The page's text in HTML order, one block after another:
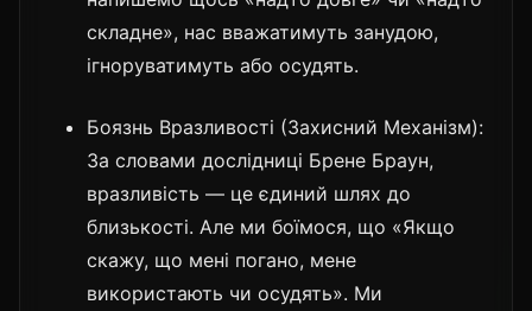
складне», нас вважатимуть занудою,
ігноруватимуть або осудять.
Боязнь Вразливості (Захисний Механізм):
За словами дослідниці Брене Браун,
вразливість — це єдиний шлях до
близькості. Але ми боїмося, що «Якщо
скажу, що мені погано, мене
використають чи осудять». Ми